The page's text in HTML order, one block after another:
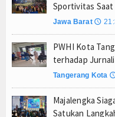
Sportivitas
Jawa Barat 🕔
PWHI Kota
terhadap
Tangerang Kota
Majalengka
Satukan